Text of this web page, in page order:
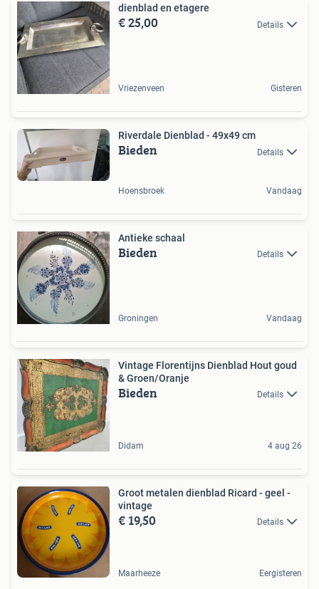
dienblad en etagere
€ 25,00 Details
Vriezenveen Gisteren
Riverdale Dienblad - 49x49 cm
Bieden Details
Hoensbroek Vandaag
Antieke schaal
Bieden Details
Groningen Vandaag
Vintage Florentijns Dienblad Hout goud
& Groen/Oranje
Bieden Details
Didam 4 aug 26
Groot metalen dienblad Ricard - geel -
vintage
€ 19,50 Details
Maarheeze Eergisteren